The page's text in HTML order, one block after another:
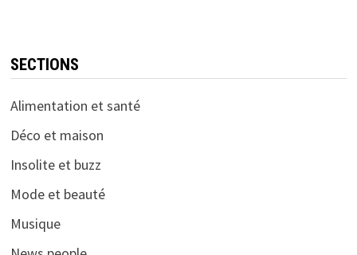
SECTIONS
Alimentation et santé
Déco et maison
Insolite et buzz
Mode et beauté
Musique